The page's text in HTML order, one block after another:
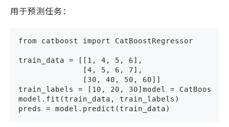
用于预测任务：
from catboost import CatBoostRegressor
train_data = [[1, 4, 5, 6],
              [4, 5, 6, 7],
              [30, 40, 50, 60]]
train_labels = [10, 20, 30]model =
model.fit(train_data, train_labels)
preds = model.predict(train_data)